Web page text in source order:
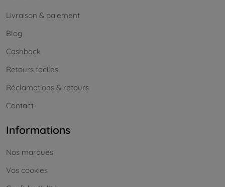
Livraison & paiement
Blog
Cashback
Retours faciles
Réclamations & retours
Contact
Informations
Nos marques
Vos cookies